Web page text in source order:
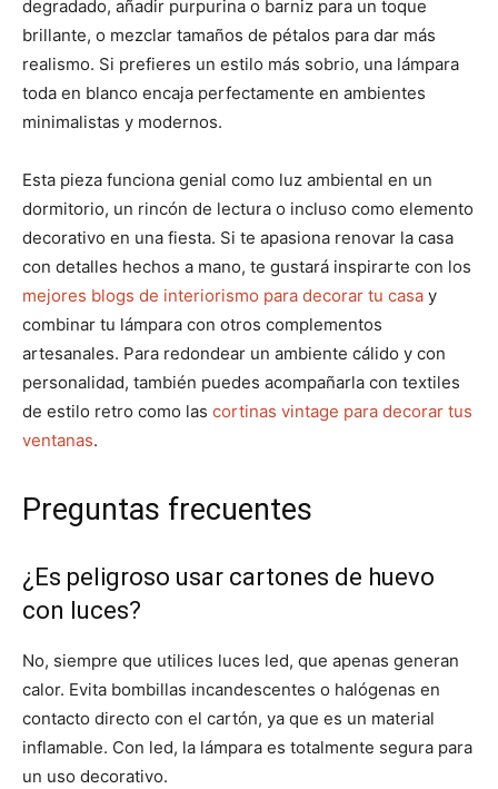
degradado, añadir purpurina o barniz para un toque
brillante, o mezclar tamaños de pétalos para dar más
realismo. Si prefieres un estilo más sobrio, una lámpara
toda en blanco encaja perfectamente en ambientes
minimalistas y modernos.
Esta pieza funciona genial como luz ambiental en un
dormitorio, un rincón de lectura o incluso como elemento
decorativo en una fiesta. Si te apasiona renovar la casa
con detalles hechos a mano, te gustará inspirarte con los
mejores blogs de interiorismo para decorar tu casa y
combinar tu lámpara con otros complementos
artesanales. Para redondear un ambiente cálido y con
personalidad, también puedes acompañarla con textiles
de estilo retro como las cortinas vintage para decorar tus
ventanas.
Preguntas frecuentes
¿Es peligroso usar cartones de huevo
con luces?
No, siempre que utilices luces led, que apenas generan
calor. Evita bombillas incandescentes o halógenas en
contacto directo con el cartón, ya que es un material
inflamable. Con led, la lámpara es totalmente segura para
un uso decorativo.